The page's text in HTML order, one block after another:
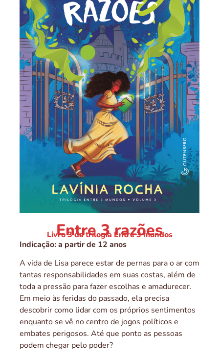
Entre 3 razões
Livro 3 da trilogia Entre 3 mundos
Indicação: a partir de 12 anos
A vida de Lisa parece estar de pernas para o ar com
tantas responsabilidades em suas costas, além de
toda a pressão para fazer escolhas e amadurecer.
Em meio às feridas do passado, ela precisa
descobrir como lidar com os próprios sentimentos
enquanto se vê no centro de jogos políticos e
embates perigosos. Até que ponto as pessoas
podem chegar pelo poder?